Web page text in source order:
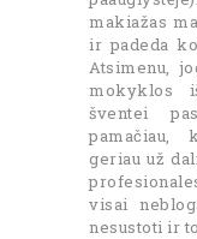
makiažas
ir padeda
Atsimenu,
mokyklos
šventei
pamačiau,
geriau už
visai
nesustoti ir